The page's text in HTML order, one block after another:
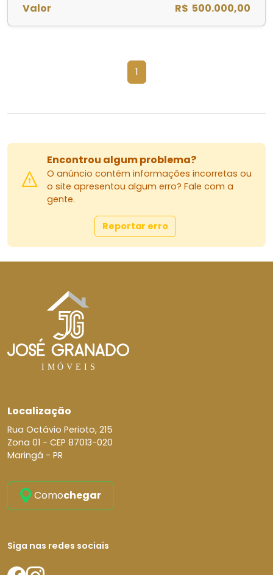
Valor R$ 500.000,00
1
Encontrou algum problema?
O anúncio contém informações incorretas ou
o site apresentou algum erro? Fale com a
gente.
Reportar erro
Localização
Rua Octávio Perioto, 215
Zona 01 - CEP 87013-020
Maringá - PR
Comochegar
Siga nas redes sociais